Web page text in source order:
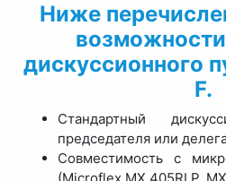
Ниже
дискуссионного
F.
Стандартный
председателя или
Совместимость с